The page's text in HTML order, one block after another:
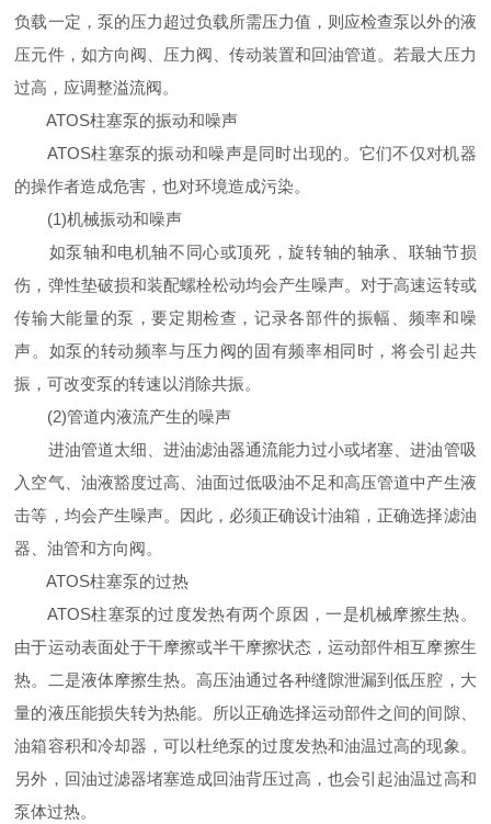
负载一定，泵的压力超过负载所需压力值，则应检查泵以外的液
压元件，如方向阀、压力阀、传动装置和回油管道。若最大压力
过高，应调整溢流阀。
ATOS柱塞泵的振动和噪声
ATOS柱塞泵的振动和噪声是同时出现的。它们不仅对机器
的操作者造成危害，也对环境造成污染。
(1)机械振动和噪声
如泵轴和电机轴不同心或顶死，旋转轴的轴承、联轴节损
伤，弹性垫破损和装配螺栓松动均会产生噪声。对于高速运转或
传输大能量的泵，要定期检查，记录各部件的振幅、频率和噪
声。如泵的转动频率与压力阀的固有频率相同时，将会引起共
振，可改变泵的转速以消除共振。
(2)管道内液流产生的噪声
进油管道太细、进油滤油器通流能力过小或堵塞、进油管吸
入空气、油液豁度过高、油面过低吸油不足和高压管道中产生液
击等，均会产生噪声。因此，必须正确设计油箱，正确选择滤油
器、油管和方向阀。
ATOS柱塞泵的过热
ATOS柱塞泵的过度发热有两个原因，一是机械摩擦生热。
由于运动表面处于干摩擦或半干摩擦状态，运动部件相互摩擦生
热。二是液体摩擦生热。高压油通过各种缝隙泄漏到低压腔，大
量的液压能损失转为热能。所以正确选择运动部件之间的间隙、
油箱容积和冷却器，可以杜绝泵的过度发热和油温过高的现象。
另外，回油过滤器堵塞造成回油背压过高，也会引起油温过高和
泵体过热。